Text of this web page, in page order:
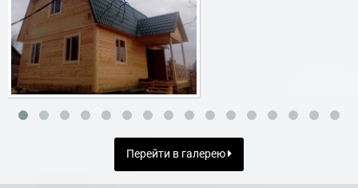
Перейти в галерею